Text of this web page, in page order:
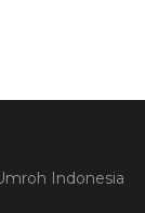
Indonesia